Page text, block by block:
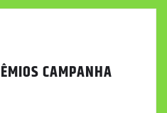
CAMPANHA